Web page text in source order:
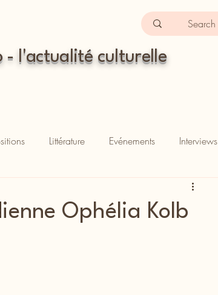
- l'actualité culturelle
Littérature Evénements Interviews
Ophélia Kolb